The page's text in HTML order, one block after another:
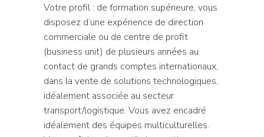
Votre profil : de formation supérieure, vous
disposez d’une expérience de direction
commerciale ou de centre de profit
(business unit) de plusieurs années au
contact de grands comptes internationaux,
dans la vente de solutions technologiques,
idéalement associée au secteur
transport/logistique. Vous avez encadré
idéalement des équipes multiculturelles.